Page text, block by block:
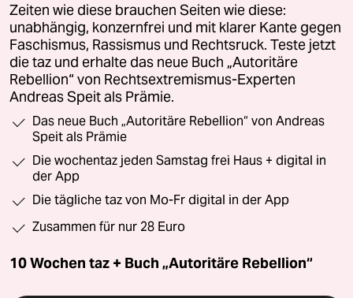
Zeiten wie diese brauchen Seiten wie diese:
unabhängig, konzernfrei und mit klarer Kante gegen
Faschismus, Rassismus und Rechtsruck. Teste jetzt
die taz und erhalte das neue Buch „Autoritäre
Rebellion“ von Rechtsextremismus-Experten
Andreas Speit als Prämie.
Das neue Buch „Autoritäre Rebellion“ von Andreas
Speit als Prämie
Die wochentaz jeden Samstag frei Haus + digital in
der App
Die tägliche taz von Mo-Fr digital in der App
Zusammen für nur 28 Euro
10 Wochen taz + Buch „Autoritäre Rebellion“